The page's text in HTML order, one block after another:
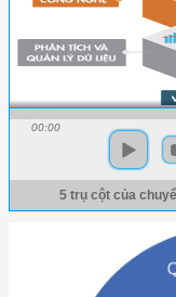
00:00
5 trụ cột của